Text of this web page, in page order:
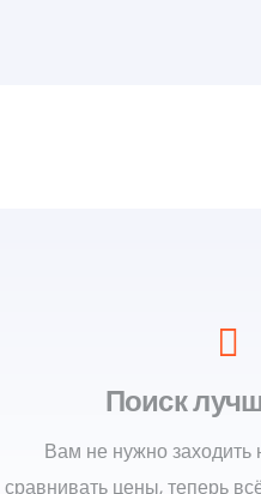
Поиск
Вам не нужно заходить
сравнивать цены, теперь